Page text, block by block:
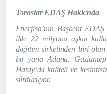
Toroslar EDAŞ Hakkında
Enerjisa’nın Başkent
ilde 22 milyonu aşkın
dağıtım şirketinden biri
bu yana Adana,
Hatay’da kaliteli ve
sürdürüyor.